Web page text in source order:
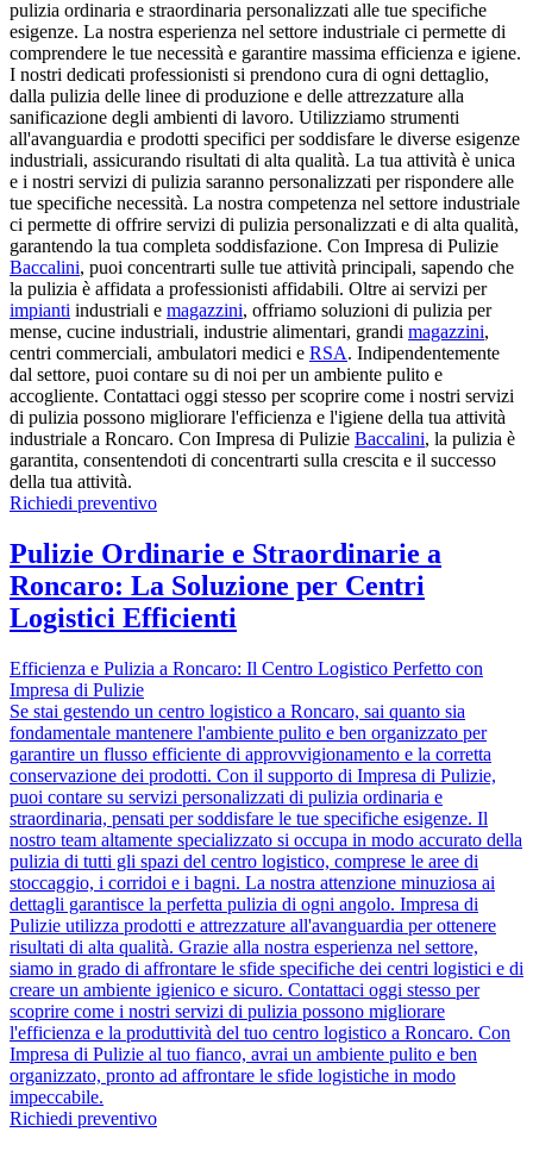
pulizia ordinaria e straordinaria personalizzati alle tue specifiche
esigenze. La nostra esperienza nel settore industriale ci permette di
comprendere le tue necessità e garantire massima efficienza e igiene.
I nostri dedicati professionisti si prendono cura di ogni dettaglio,
dalla pulizia delle linee di produzione e delle attrezzature alla
sanificazione degli ambienti di lavoro. Utilizziamo strumenti
all'avanguardia e prodotti specifici per soddisfare le diverse esigenze
industriali, assicurando risultati di alta qualità. La tua attività è unica
e i nostri servizi di pulizia saranno personalizzati per rispondere alle
tue specifiche necessità. La nostra competenza nel settore industriale
ci permette di offrire servizi di pulizia personalizzati e di alta qualità,
garantendo la tua completa soddisfazione. Con Impresa di Pulizie
Baccalini, puoi concentrarti sulle tue attività principali, sapendo che
la pulizia è affidata a professionisti affidabili. Oltre ai servizi per
impianti industriali e magazzini, offriamo soluzioni di pulizia per
mense, cucine industriali, industrie alimentari, grandi magazzini,
centri commerciali, ambulatori medici e RSA. Indipendentemente
dal settore, puoi contare su di noi per un ambiente pulito e
accogliente. Contattaci oggi stesso per scoprire come i nostri servizi
di pulizia possono migliorare l'efficienza e l'igiene della tua attività
industriale a Roncaro. Con Impresa di Pulizie Baccalini, la pulizia è
garantita, consentendoti di concentrarti sulla crescita e il successo
della tua attività.
Richiedi preventivo
Pulizie Ordinarie e Straordinarie a
Roncaro: La Soluzione per Centri
Logistici Efficienti
Efficienza e Pulizia a Roncaro: Il Centro Logistico Perfetto con
Impresa di Pulizie
Se stai gestendo un centro logistico a Roncaro, sai quanto sia
fondamentale mantenere l'ambiente pulito e ben organizzato per
garantire un flusso efficiente di approvvigionamento e la corretta
conservazione dei prodotti. Con il supporto di Impresa di Pulizie,
puoi contare su servizi personalizzati di pulizia ordinaria e
straordinaria, pensati per soddisfare le tue specifiche esigenze. Il
nostro team altamente specializzato si occupa in modo accurato della
pulizia di tutti gli spazi del centro logistico, comprese le aree di
stoccaggio, i corridoi e i bagni. La nostra attenzione minuziosa ai
dettagli garantisce la perfetta pulizia di ogni angolo. Impresa di
Pulizie utilizza prodotti e attrezzature all'avanguardia per ottenere
risultati di alta qualità. Grazie alla nostra esperienza nel settore,
siamo in grado di affrontare le sfide specifiche dei centri logistici e di
creare un ambiente igienico e sicuro. Contattaci oggi stesso per
scoprire come i nostri servizi di pulizia possono migliorare
l'efficienza e la produttività del tuo centro logistico a Roncaro. Con
Impresa di Pulizie al tuo fianco, avrai un ambiente pulito e ben
organizzato, pronto ad affrontare le sfide logistiche in modo
impeccabile.
Richiedi preventivo